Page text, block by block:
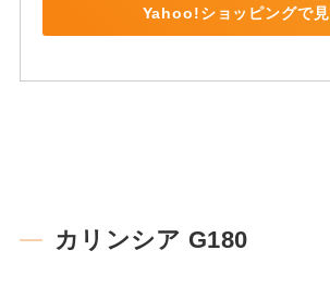
Yahoo!ショッピングで
カリンシア G180